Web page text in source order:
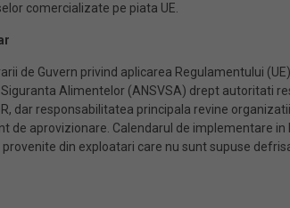
comercializate pe piata UE​.
de Guvern privind aplicarea Regulamentului
Alimentelor (ANSVSA) drept autoritati
dar responsabilitatea principala revine
de aprovizionare. Calendarul de implementare
din exploatari care nu sunt supuse